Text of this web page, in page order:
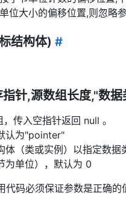
位大小的偏移位置,则忽略
结构体) #
针,源数组长度,"数
传入空指针返回 null 。
认为"pointer"
（类或实例）以指定数据
为单位），默认为 0
代码必须保证参数是正确的